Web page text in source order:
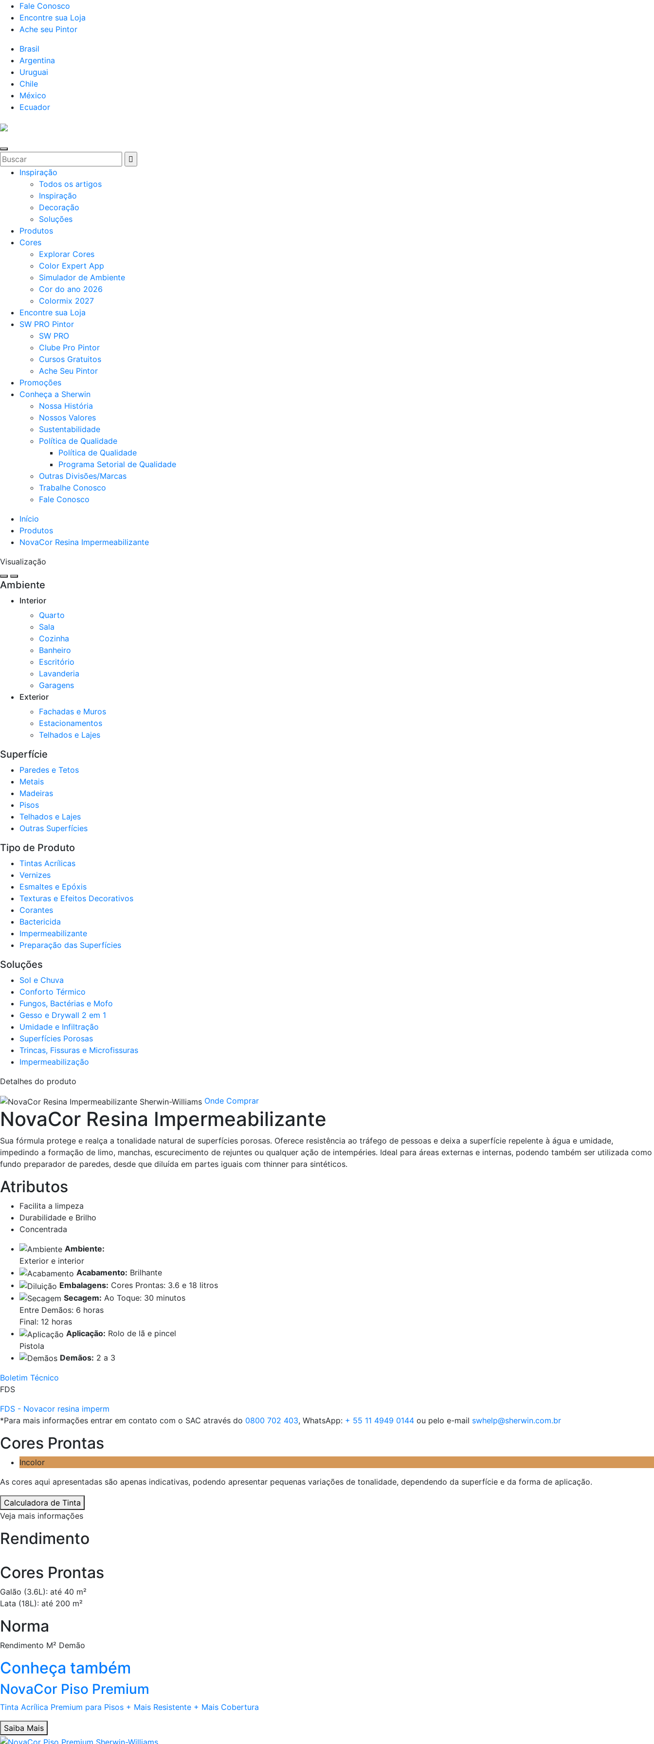
Fale Conosco
Encontre sua Loja
Ache seu Pintor
Brasil
Argentina
Uruguai
Chile
México
Ecuador
Inspiração
Todos os artigos
Inspiração
Decoração
Soluções
Produtos
Cores
Explorar Cores
Color Expert App
Simulador de Ambiente
Cor do ano 2026
Colormix 2027
Encontre sua Loja
SW PRO Pintor
SW PRO
Clube Pro Pintor
Cursos Gratuitos
Ache Seu Pintor
Promoções
Conheça a Sherwin
Nossa História
Nossos Valores
Sustentabilidade
Política de Qualidade
Política de Qualidade
Programa Setorial de Qualidade
Outras Divisões/Marcas
Trabalhe Conosco
Fale Conosco
Início
Produtos
NovaCor Resina Impermeabilizante
Visualização
Ambiente
Interior
Quarto
Sala
Cozinha​
Banheiro
Escritório
Lavanderia
Garagens
Exterior
Fachadas e Muros
Estacionamentos
Telhados e Lajes
Superfície
Paredes e Tetos
Metais
Madeiras
Pisos
Telhados e Lajes
Outras Superfícies
Tipo de Produto
Tintas Acrílicas
Verniz​es
Esmaltes e Epóxis
Texturas e Efeitos Decorativos
Corantes​
Bactericida
Impermeabilizante
Preparação das Superfícies
Soluções
Sol e Chuva​
Conforto Térmico​
Fungos, Bactérias e Mofo
Gesso e Drywall 2 em 1
Umidade e Infiltração
Superfícies Porosas
Trincas, Fissuras e Microfissuras
Impermeabilização
Detalhes do produto
Onde Comprar
NovaCor Resina Impermeabilizante
Sua fórmula protege e realça a tonalidade natural de superfícies porosas. Oferece resistência ao tráfego de pessoas e deixa a superfície repelente à água e umidade,
impedindo a formação de limo, manchas, escurecimento de rejuntes ou qualquer ação de intempéries. Ideal para áreas externas e internas, podendo também ser utilizada como
fundo preparador de paredes, desde que diluída em partes iguais com thinner para sintéticos.
Atributos
Facilita a limpeza
Durabilidade e Brilho
Concentrada
Ambiente:
Exterior e interior
Acabamento: Brilhante
Embalagens: Cores Prontas: 3.6 e 18 litros
Secagem: Ao Toque: 30 minutos
Entre Demãos: 6 horas
Final: 12 horas
Aplicação: Rolo de lã e pincel
Pistola
Demãos: 2 a 3
Boletim Técnico
FDS
FDS - Novacor resina imperm
*Para mais informações entrar em contato com o SAC através do 0800 702 403, WhatsApp: + 55 11 4949 0144 ou pelo e-mail swhelp@sherwin.com.br
Cores Prontas
Incolor
As cores aqui apresentadas são apenas indicativas, podendo apresentar pequenas variações de tonalidade, dependendo da superfície e da forma de aplicação.
Calculadora de Tinta
Veja mais informações
Rendimento
Cores Prontas
Galão (3.6L): até 40 m²
Lata (18L): até 200 m²
Norma
Rendimento M² Demão
Conheça também
NovaCor Piso Premium
Tinta Acrílica Premium para Pisos + Mais Resistente + Mais Cobertura
Saiba Mais